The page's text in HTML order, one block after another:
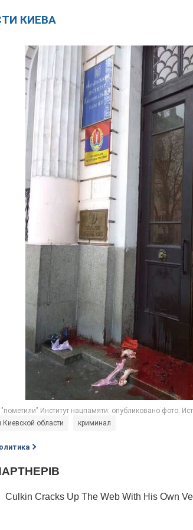
КИЕВА
Киевской области криминал